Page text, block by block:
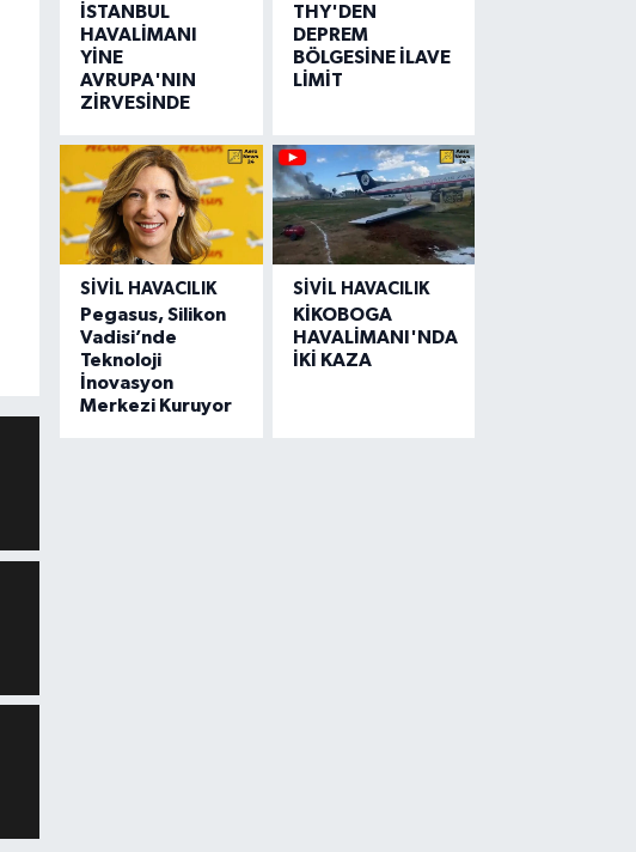
İSTANBUL
HAVALİMANI
YİNE
AVRUPA'NIN
ZİRVESİNDE
THY'DEN
DEPREM
BÖLGESİNE İLAVE
LİMİT
SIVIL HAVACILIK
Pegasus, Silikon
Vadisi’nde
Teknoloji
İnovasyon
Merkezi Kuruyor
SIVIL HAVACILIK
KİKOBOGA
HAVALİMANI'NDA
İKİ KAZA